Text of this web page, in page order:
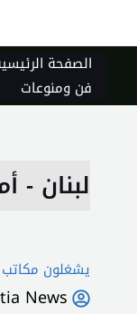
الصفحة
فن ومنوعات
لبنان -
يشغلون مكاتب
News